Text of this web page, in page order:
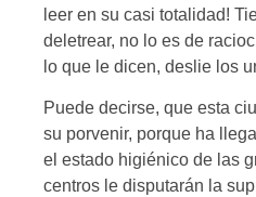
leer en su casi totalidad!
deletrear, no lo es de
lo que le dicen, deslie los
Puede decirse, que esta
su porvenir, porque ha
el estado higiénico de las
centros le disputarán la